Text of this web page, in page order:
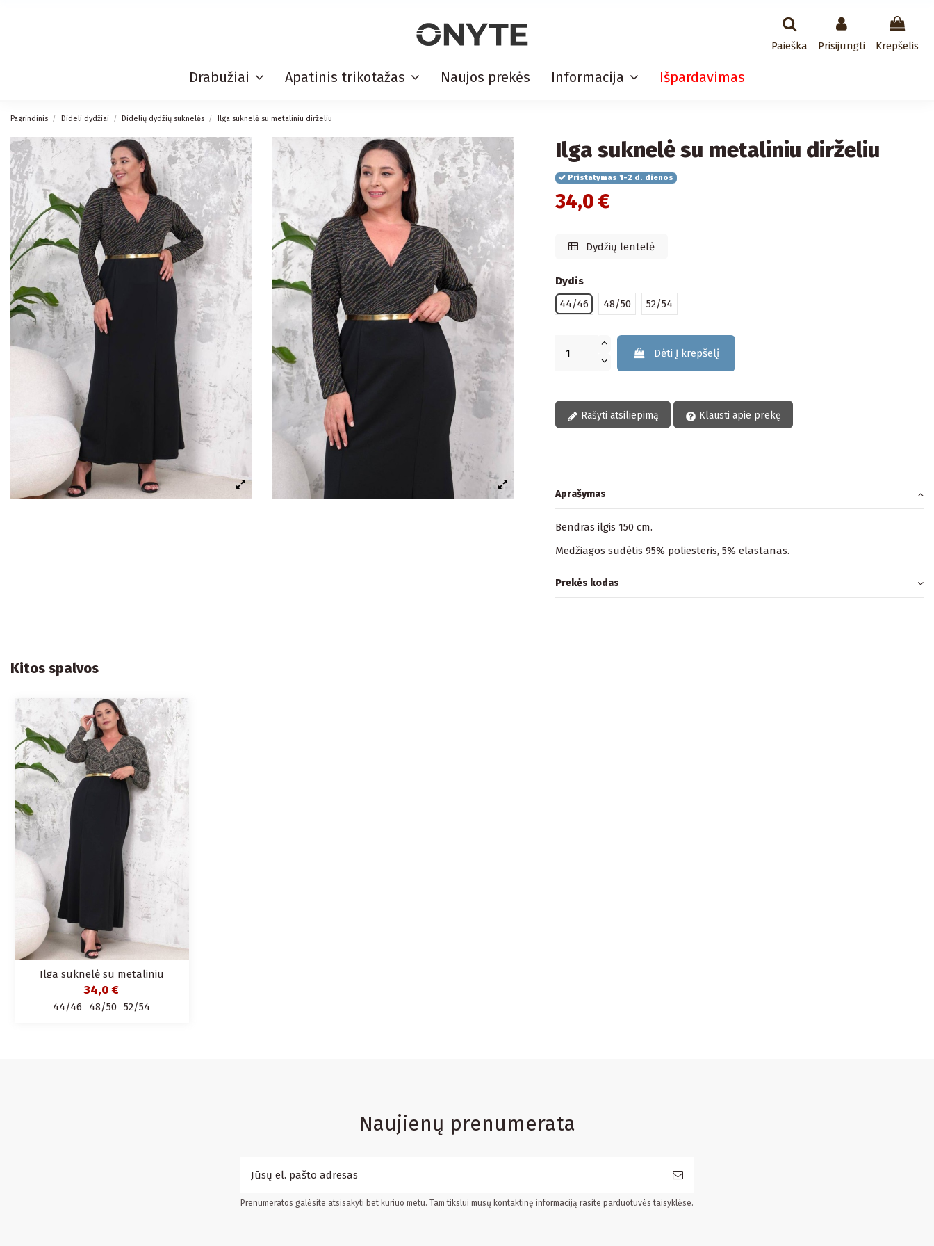
Paieška Prisijungti Krepšelis
Drabužiai Apatinis trikotažas Naujos prekės Informacija Išpardavimas
Pagrindinis Dideli dydžiai Didelių dydžių suknelės Ilga suknelė su metaliniu dirželiu
Ilga suknelė su metaliniu dirželiu
Pristatymas 1-2 d. dienos
34,0 €
Dydžių lentelė
Dydis
44/46
48/50 52/54
Dėti Į krepšelį
Rašyti atsiliepimą Klausti apie prekę
Aprašymas
Bendras ilgis 150 cm.
Medžiagos sudėtis 95% poliesteris, 5% elastanas.
Prekės kodas
Kitos spalvos
Ilga suknelė su metaliniu
dirželiu
34,0 €
44/46 48/50 52/54
Naujienų prenumerata
Prenumeratos galėsite atsisakyti bet kuriuo metu. Tam tikslui mūsų kontaktinę informaciją rasite parduotuvės taisyklėse.